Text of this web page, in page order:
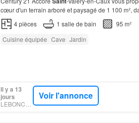
cœur d'un terrain arboré et paysagé de 1 100 m²,
agréable vie de plain-pied, cette
maisonséduit par
4pièces 1 salle de bain
95 m²
Cuisine équipée Cave Jardin
Il y a 13
jours
Voir l'annonce